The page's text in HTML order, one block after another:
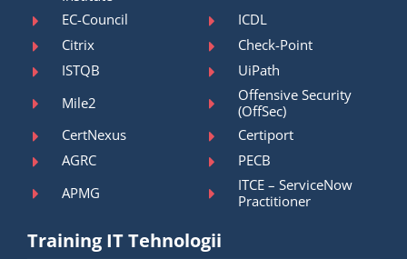
EC-Council
ICDL
Citrix
Check-Point
ISTQB
UiPath
Mile2
Offensive Security
(OffSec)
CertNexus
Certiport
AGRC
PECB
APMG
ITCE – ServiceNow
Practitioner
Training IT Tehnologii